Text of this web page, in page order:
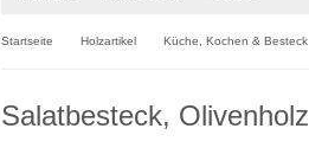
Startseite Holzartikel Küche, Kochen & Besteck
Salatbesteck, Olivenholz